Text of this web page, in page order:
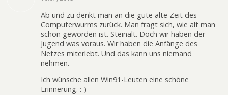
Ab und zu denkt man an die gute alte Zeit des
Computerwurms zurück. Man fragt sich, wie alt man
schon geworden ist. Steinalt. Doch wir haben der
Jugend was voraus. Wir haben die Anfänge des
Netzes miterlebt. Und das kann uns niemand
nehmen.
Ich wünsche allen Win91-Leuten eine schöne
Erinnerung. :-)